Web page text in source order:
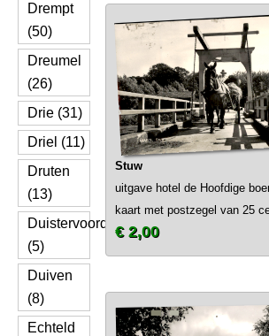
Drempt
(50)
Dreumel
(26)
Drie (31)
Driel (11)
Druten
(13)
Duistervoorde
(5)
Duiven
(8)
Echteld
Stuw
uitgave hotel de Hoofdige
kaart met postzegel van 25
€ 2,00